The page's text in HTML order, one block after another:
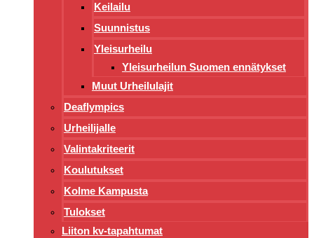
Keilailu
Suunnistus
Yleisurheilu
Yleisurheilun Suomen ennätykset
Muut Urheilulajit
Deaflympics
Urheilijalle
Valintakriteerit
Koulutukset
Kolme Kampusta
Tulokset
Liiton kv-tapahtumat